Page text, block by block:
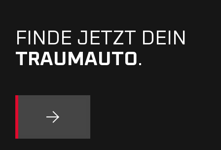
FINDE JETZT DEIN
TRAUMAUTO.